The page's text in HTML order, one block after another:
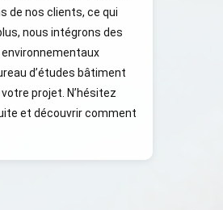
de nos clients, ce qui
nous intégrons des
d’études bâtiment
projet. N’hésitez
et découvrir comment